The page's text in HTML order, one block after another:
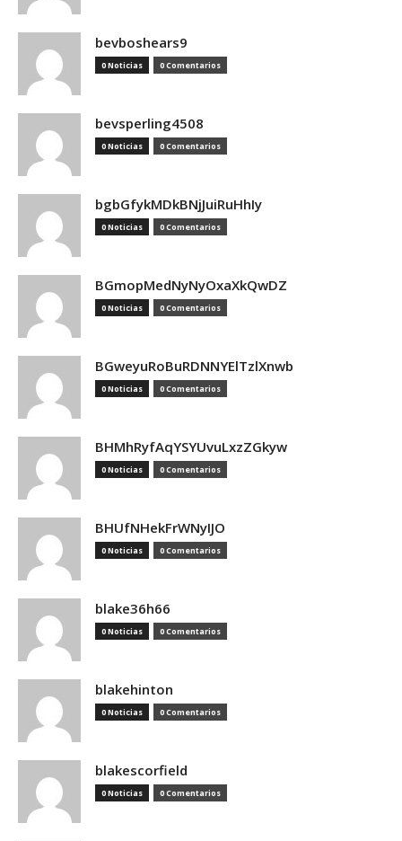
bevboshears9
0 Noticias 0 Comentarios
bevsperling4508
0 Noticias 0 Comentarios
bgbGfykMDkBNjJuiRuHhIy
0 Noticias 0 Comentarios
BGmopMedNyNyOxaXkQwDZ
0 Noticias 0 Comentarios
BGweyuRoBuRDNNYElTzlXnwb
0 Noticias 0 Comentarios
BHMhRyfAqYSYUvuLxzZGkyw
0 Noticias 0 Comentarios
BHUfNHekFrWNyIJO
0 Noticias 0 Comentarios
blake36h66
0 Noticias 0 Comentarios
blakehinton
0 Noticias 0 Comentarios
blakescorfield
0 Noticias 0 Comentarios